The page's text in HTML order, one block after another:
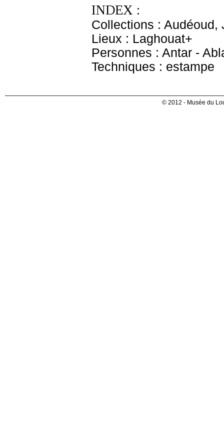
INDEX :
Collections : Audéoud,
Lieux : Laghouat+
Personnes : Antar -
Techniques : estampe
© 2012 - Musée du